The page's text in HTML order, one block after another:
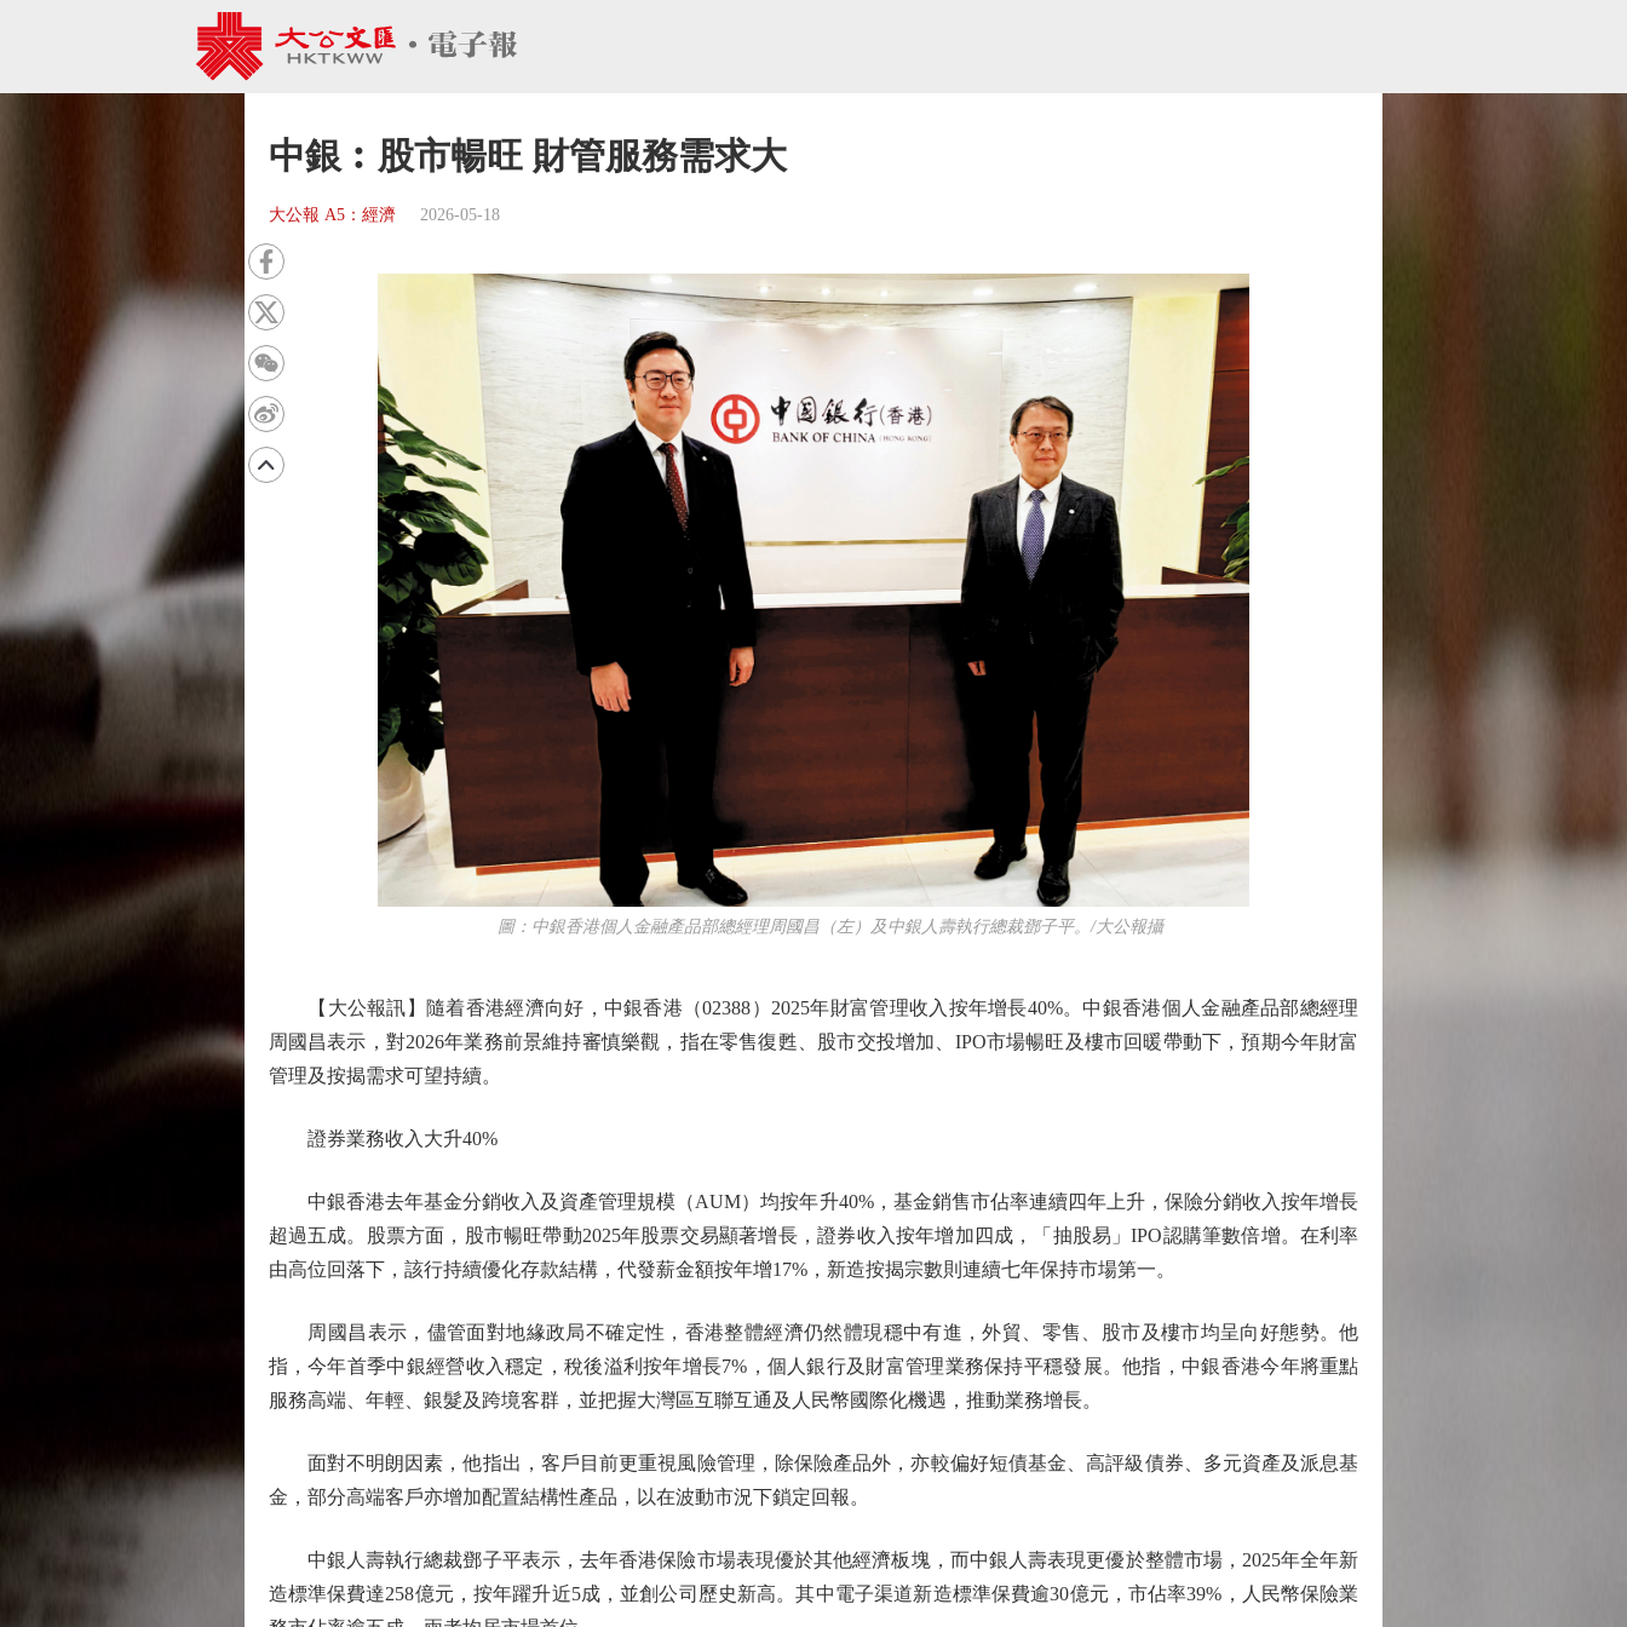
中銀︰股市暢旺 財管服務需求大
大公報 A5：經濟 2026-05-18
圖：中銀香港個人金融產品部總經理周國昌（左）及中銀人壽執行總裁鄧子平。/大公報攝
【大公報訊】隨着香港經濟向好，中銀香港（02388）2025年財富管理收入按年增長40%。中銀香港個人金融產品部總經理
周國昌表示，對2026年業務前景維持審慎樂觀，指在零售復甦、股市交投增加、IPO市場暢旺及樓市回暖帶動下，預期今年財富
管理及按揭需求可望持續。
證券業務收入大升40%
中銀香港去年基金分銷收入及資產管理規模（AUM）均按年升40%，基金銷售市佔率連續四年上升，保險分銷收入按年增長
超過五成。股票方面，股市暢旺帶動2025年股票交易顯著增長，證券收入按年增加四成，「抽股易」IPO認購筆數倍增。在利率
由高位回落下，該行持續優化存款結構，代發薪金額按年增17%，新造按揭宗數則連續七年保持市場第一。
周國昌表示，儘管面對地緣政局不確定性，香港整體經濟仍然體現穩中有進，外貿、零售、股市及樓市均呈向好態勢。他
指，今年首季中銀經營收入穩定，稅後溢利按年增長7%，個人銀行及財富管理業務保持平穩發展。他指，中銀香港今年將重點
服務高端、年輕、銀髮及跨境客群，並把握大灣區互聯互通及人民幣國際化機遇，推動業務增長。
面對不明朗因素，他指出，客戶目前更重視風險管理，除保險產品外，亦較偏好短債基金、高評級債券、多元資產及派息基
金，部分高端客戶亦增加配置結構性產品，以在波動市況下鎖定回報。
中銀人壽執行總裁鄧子平表示，去年香港保險市場表現優於其他經濟板塊，而中銀人壽表現更優於整體市場，2025年全年新
造標準保費達258億元，按年躍升近5成，並創公司歷史新高。其中電子渠道新造標準保費逾30億元，市佔率39%，人民幣保險業